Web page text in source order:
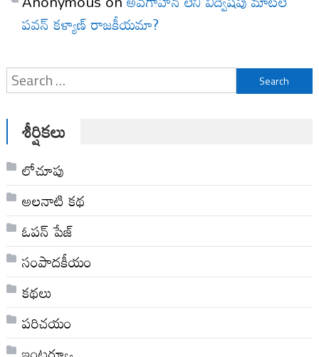
పవన్ కళ్యాణ్ రాజకీయమా?
Search
for:
శీర్షికలు
లోచూపు
అల‌నాటి క‌థ‌
ఓపన్ పేజ్
సంపాదకీయం
కథలు
పరిచయం